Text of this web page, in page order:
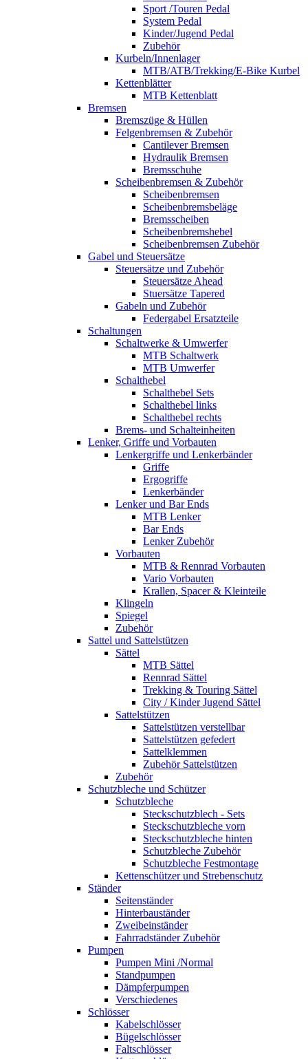
Sport /Touren Pedal
System Pedal
Kinder/Jugend Pedal
Zubehör
Kurbeln/Innenlager
MTB/ATB/Trekking/E-Bike Kurbel
Kettenblätter
MTB Kettenblatt
Bremsen
Bremszüge & Hüllen
Felgenbremsen & Zubehör
Cantilever Bremsen
Hydraulik Bremsen
Bremsschuhe
Scheibenbremsen & Zubehör
Scheibenbremsen
Scheibenbremsbeläge
Bremsscheiben
Scheibenbremshebel
Scheibenbremsen Zubehör
Gabel und Steuersätze
Steuersätze und Zubehör
Steuersätze Ahead
Stuersätze Tapered
Gabeln und Zubehör
Federgabel Ersatzteile
Schaltungen
Schaltwerke & Umwerfer
MTB Schaltwerk
MTB Umwerfer
Schalthebel
Schalthebel Sets
Schalthebel links
Schalthebel rechts
Brems- und Schalteinheiten
Lenker, Griffe und Vorbauten
Lenkergriffe und Lenkerbänder
Griffe
Ergogriffe
Lenkerbänder
Lenker und Bar Ends
MTB Lenker
Bar Ends
Lenker Zubehör
Vorbauten
MTB & Rennrad Vorbauten
Vario Vorbauten
Krallen, Spacer & Kleinteile
Klingeln
Spiegel
Zubehör
Sattel und Sattelstützen
Sättel
MTB Sättel
Rennrad Sättel
Trekking & Touring Sättel
City / Kinder Jugend Sättel
Sattelstützen
Sattelstützen verstellbar
Sattelstützen gefedert
Sattelklemmen
Zubehör Sattelstützen
Zubehör
Schutzbleche und Schützer
Schutzbleche
Steckschutzblech - Sets
Steckschutzbleche vorn
Steckschutzbleche hinten
Schutzbleche Zubehör
Schutzbleche Festmontage
Kettenschützer und Strebenschutz
Ständer
Seitenständer
Hinterbauständer
Zweibeinständer
Fahrradständer Zubehör
Pumpen
Pumpen Mini /Normal
Standpumpen
Dämpferpumpen
Verschiedenes
Schlösser
Kabelschlösser
Bügelschlösser
Faltschlösser